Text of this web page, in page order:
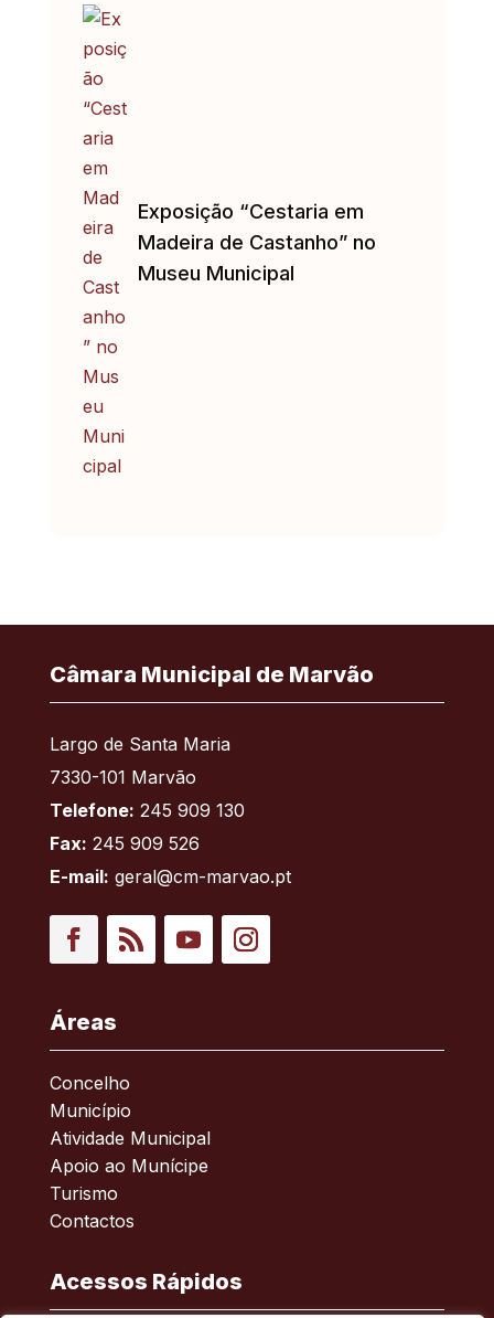
Exposição “Cestaria em
Madeira de Castanho” no
Museu Municipal
Câmara Municipal de Marvão
Largo de Santa Maria
7330-101 Marvão
Telefone: 245 909 130
Fax: 245 909 526
E-mail: geral@cm-marvao.pt
Áreas
Concelho
Município
Atividade Municipal
Apoio ao Munícipe
Turismo
Contactos
Acessos Rápidos